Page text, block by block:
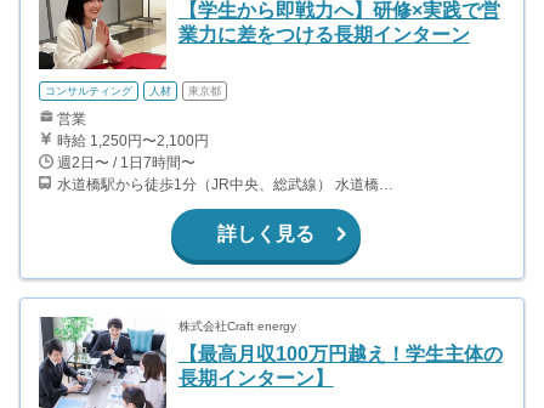
【学生から即戦力へ】研修×実践で営
業力に差をつける長期インターン
コンサルティング 人材 東京都
営業
時給 1,250円〜2,100円
週2日〜 / 1日7時間〜
水道橋駅から徒歩1分（JR中央、総武線） 水道橋駅から徒歩6分（都営三田線）
詳しく見る
株式会社Craft energy
【最高月収100万円越え！学生主体の
長期インターン】